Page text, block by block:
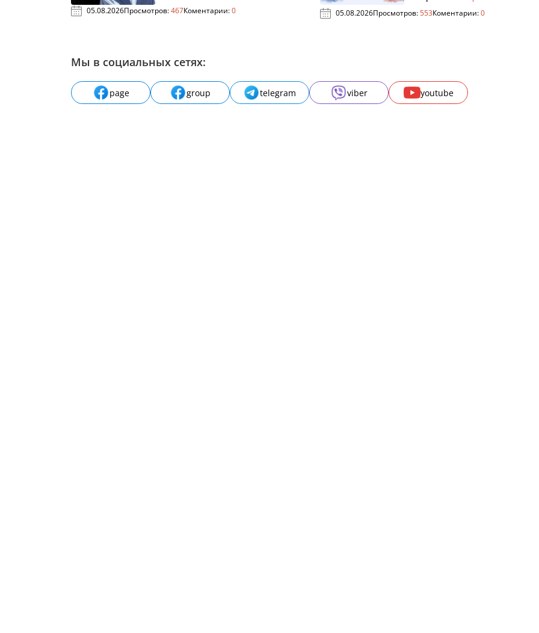
05.08.2026Просмотров:467Коментарии:0
05.08.2026Просмотров:553Коментарии:0
Мы в социальных сетях:
page group telegram viber youtube